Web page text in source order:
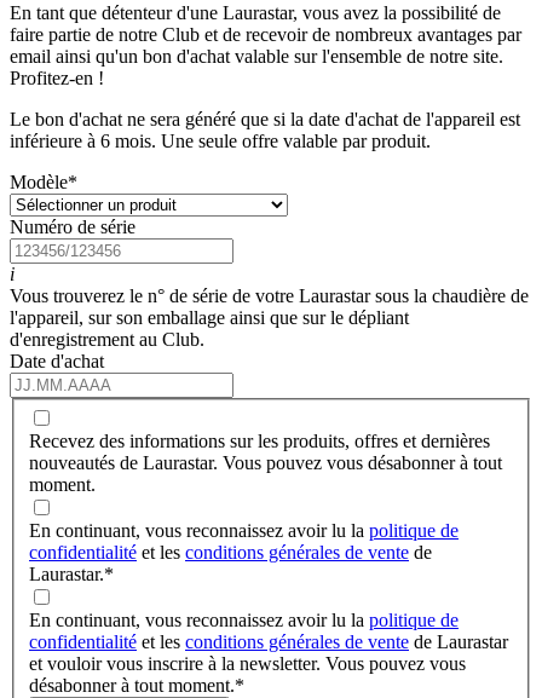
En tant que détenteur d'une Laurastar, vous avez la possibilité de
faire partie de notre Club et de recevoir de nombreux avantages par
email ainsi qu'un bon d'achat valable sur l'ensemble de notre site.
Profitez-en !
Le bon d'achat ne sera généré que si la date d'achat de l'appareil est
inférieure à 6 mois. Une seule offre valable par produit.
Modèle*
Numéro de série
i
Vous trouverez le n° de série de votre Laurastar sous la chaudière de
l'appareil, sur son emballage ainsi que sur le dépliant
d'enregistrement au Club.
Date d'achat
Recevez des informations sur les produits, offres et dernières
nouveautés de Laurastar. Vous pouvez vous désabonner à tout
moment.
En continuant, vous reconnaissez avoir lu la politique de
confidentialité et les conditions générales de vente de
Laurastar.*
En continuant, vous reconnaissez avoir lu la politique de
confidentialité et les conditions générales de vente de Laurastar
et vouloir vous inscrire à la newsletter. Vous pouvez vous
désabonner à tout moment.*